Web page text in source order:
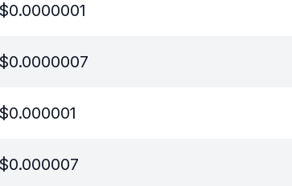
$0.0000001
$0.0000007
$0.000001
$0.000007